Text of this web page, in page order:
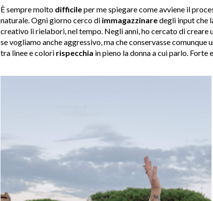
È sempre molto difficileper me spiegare come avviene il
naturale. Ogni giorno cerco di immagazzinaredegli input che
creativo li rielabori, nel tempo. Negli anni, ho cercato di creare
se vogliamo anche aggressivo, ma che conservasse comunque
tra linee e colori rispecchia in pieno la donna a cui parlo. Forte